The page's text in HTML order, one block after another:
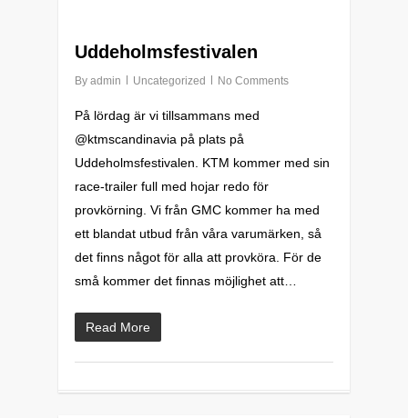
Uddeholmsfestivalen
By admin Uncategorized No Comments
På lördag är vi tillsammans med
@ktmscandinavia på plats på
Uddeholmsfestivalen. KTM kommer med sin
race-trailer full med hojar redo för
provkörning. Vi från GMC kommer ha med
ett blandat utbud från våra varumärken, så
det finns något för alla att provköra. För de
små kommer det finnas möjlighet att…
Read More